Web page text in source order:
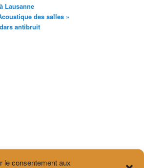
le consentement aux
Lausanne
des salles »
antibruit